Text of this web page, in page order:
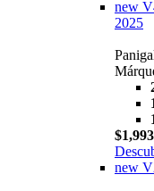
new
2025
new